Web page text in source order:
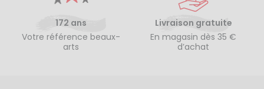
172 ans
Votre référence beaux-
arts
Livraison gratuite
En magasin dès 35 €
d’achat